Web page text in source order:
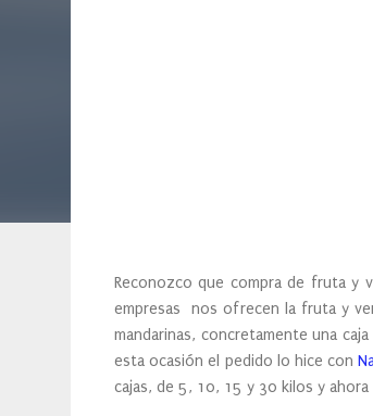
Reconozco que compra de fruta y
empresas nos ofrecen la fruta y
mandarinas, concretamente una
esta ocasión el pedido lo hice con
cajas, de 5, 10, 15 y 30 kilos y